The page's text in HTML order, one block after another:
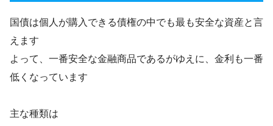
国債は個人が購入できる債権の中でも最も安全な資産と言
えます
よって、一番安全な金融商品であるがゆえに、金利も一番
低くなっています
主な種類は